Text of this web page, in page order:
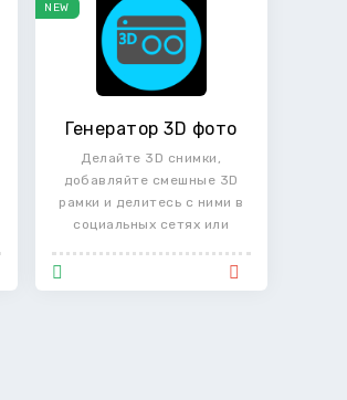
Генератор 3D фото
Делайте 3D снимки,
добавляйте смешные 3D
рамки и делитесь с ними в
социальных сетях или
NEW